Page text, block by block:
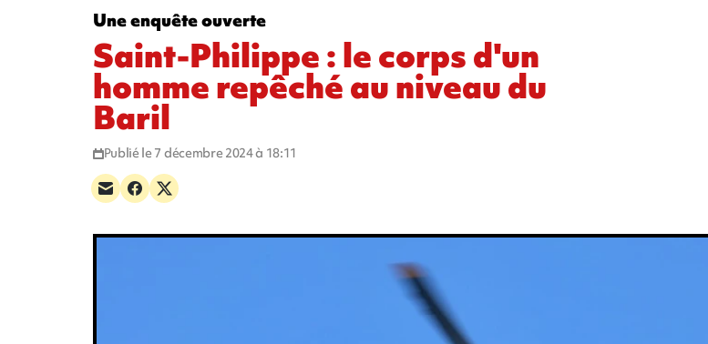
Une enquête ouverte
Saint-Philippe : le corps d'un
homme repêché au niveau du
Baril
Publié le 7 décembre 2024 à 18:11